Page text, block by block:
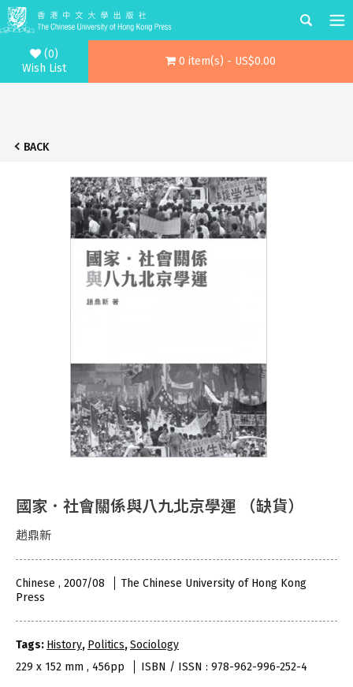
(0)
Wish List
0 item(s) - US$0.00
BACK
國家．社會關係與八九北京學運 （缺貨）
趙鼎新
Chinese , 2007/08
The Chinese University of Hong Kong
Press
Tags: History, Politics,Sociology
229 x 152 mm , 456pp
ISBN / ISSN : 978-962-996-252-4